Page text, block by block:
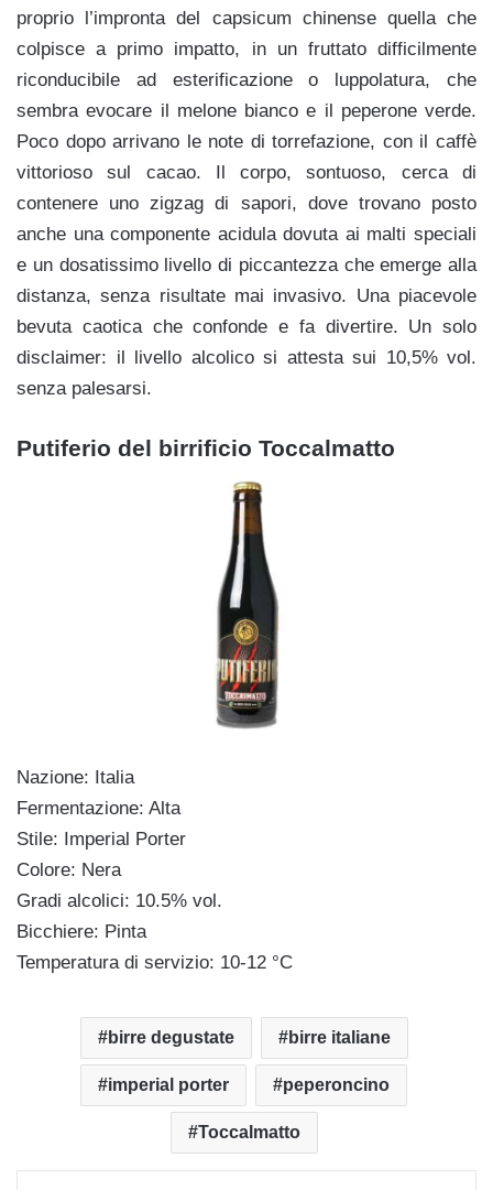
proprio l’impronta del capsicum chinense quella che
colpisce a primo impatto, in un fruttato difficilmente
riconducibile ad esterificazione o luppolatura, che
sembra evocare il melone bianco e il peperone verde.
Poco dopo arrivano le note di torrefazione, con il caffè
vittorioso sul cacao. Il corpo, sontuoso, cerca di
contenere uno zigzag di sapori, dove trovano posto
anche una componente acidula dovuta ai malti speciali
e un dosatissimo livello di piccantezza che emerge alla
distanza, senza risultate mai invasivo. Una piacevole
bevuta caotica che confonde e fa divertire. Un solo
disclaimer: il livello alcolico si attesta sui 10,5% vol.
senza palesarsi.
Putiferio del birrificio Toccalmatto
Nazione: Italia
Fermentazione: Alta
Stile: Imperial Porter
Colore: Nera
Gradi alcolici: 10.5% vol.
Bicchiere: Pinta
Temperatura di servizio: 10-12 °C
birre degustate birre italiane
imperial porter peperoncino
Toccalmatto